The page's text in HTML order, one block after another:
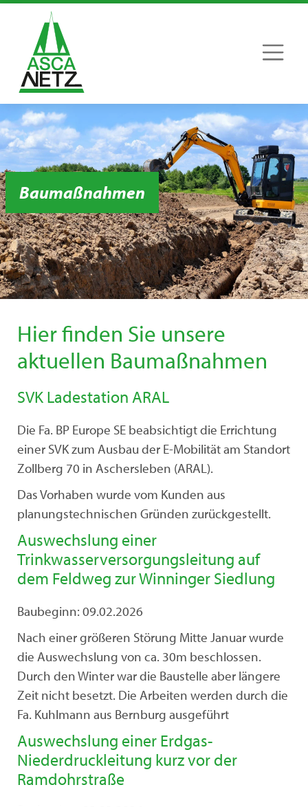
Baumaßnahmen
Hier finden Sie unsere
aktuellen Baumaßnahmen
SVK Ladestation ARAL
Die Fa. BP Europe SE beabsichtigt die Errichtung
einer SVK zum Ausbau der E-Mobilität am Standort
Zollberg 70 in Aschersleben (ARAL).
Das Vorhaben wurde vom Kunden aus
planungstechnischen Gründen zurückgestellt.
Auswechslung einer
Trinkwasserversorgungsleitung auf
dem Feldweg zur Winninger Siedlung
Baubeginn: 09.02.2026
Nach einer größeren Störung Mitte Januar wurde
die Auswechslung von ca. 30m beschlossen.
Durch den Winter war die Baustelle aber längere
Zeit nicht besetzt. Die Arbeiten werden durch die
Fa. Kuhlmann aus Bernburg ausgeführt
Auswechslung einer Erdgas-
Niederdruckleitung kurz vor der
Ramdohrstraße